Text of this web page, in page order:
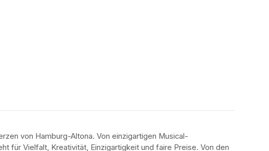
von Hamburg-Altona. Von einzigartigen Musical-
für Vielfalt, Kreativität, Einzigartigkeit und faire Preise. Von den